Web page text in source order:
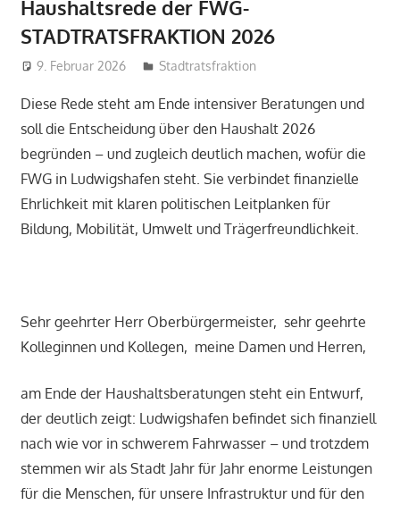
Haushaltsrede der FWG-
STADTRATSFRAKTION 2026
9. Februar 2026 admin
Stadtratsfraktion
Diese Rede steht am Ende intensiver Beratungen und
soll die Entscheidung über den Haushalt 2026
begründen – und zugleich deutlich machen, wofür die
FWG in Ludwigshafen steht. Sie verbindet finanzielle
Ehrlichkeit mit klaren politischen Leitplanken für
Bildung, Mobilität, Umwelt und Trägerfreundlichkeit.
Sehr geehrter Herr Oberbürgermeister, sehr geehrte
Kolleginnen und Kollegen, meine Damen und Herren,
am Ende der Haushaltsberatungen steht ein Entwurf,
der deutlich zeigt: Ludwigshafen befindet sich finanziell
nach wie vor in schwerem Fahrwasser – und trotzdem
stemmen wir als Stadt Jahr für Jahr enorme Leistungen
für die Menschen, für unsere Infrastruktur und für den